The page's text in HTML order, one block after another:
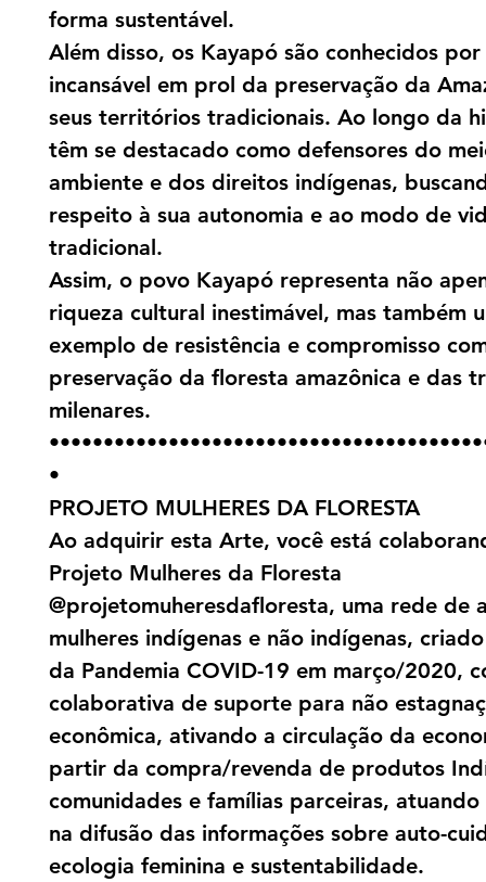
forma sustentável.
Além disso, os Kayapó são conhecidos
incansável em prol da preservação da
seus territórios tradicionais. Ao longo da
têm se destacado como defensores do
ambiente e dos direitos indígenas,
respeito à sua autonomia e ao modo de
tradicional.
Assim, o povo Kayapó representa não
riqueza cultural inestimável, mas também
exemplo de resistência e compromisso
preservação da floresta amazônica e das
milenares.
•
PROJETO MULHERES DA FLORESTA
Ao adquirir esta Arte, você está
Projeto Mulheres da Floresta
@projetomuheresdafloresta, uma rede de
mulheres indígenas e não indígenas,
da Pandemia COVID-19 em março/2020,
colaborativa de suporte para não
econômica, ativando a circulação da
partir da compra/revenda de produtos
comunidades e famílias parceiras,
na difusão das informações sobre auto-
ecologia feminina e sustentabilidade.